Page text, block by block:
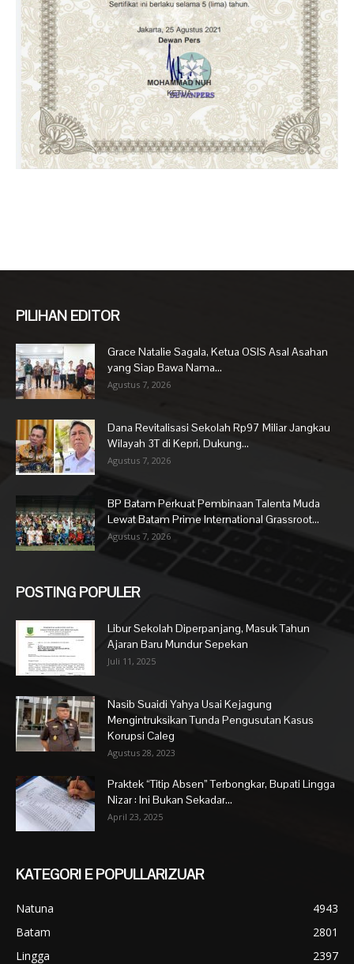
PILIHAN EDITOR
Grace Natalie Sagala, Ketua OSIS Asal Asahan
yang Siap Bawa Nama...
Agustus 7, 2026
Dana Revitalisasi Sekolah Rp97 Miliar Jangkau
Wilayah 3T di Kepri, Dukung...
Agustus 7, 2026
BP Batam Perkuat Pembinaan Talenta Muda
Lewat Batam Prime International Grassroot...
Agustus 7, 2026
POSTING POPULER
Libur Sekolah Diperpanjang, Masuk Tahun
Ajaran Baru Mundur Sepekan
Juli 11, 2025
Nasib Suaidi Yahya Usai Kejagung
Mengintruksikan Tunda Pengusutan Kasus
Korupsi Caleg
Agustus 28, 2023
Praktek “Titip Absen” Terbongkar, Bupati Lingga
Nizar : Ini Bukan Sekadar...
April 23, 2025
KATEGORI E POPULLARIZUAR
Natuna
4943
Batam
2801
Lingga
2397